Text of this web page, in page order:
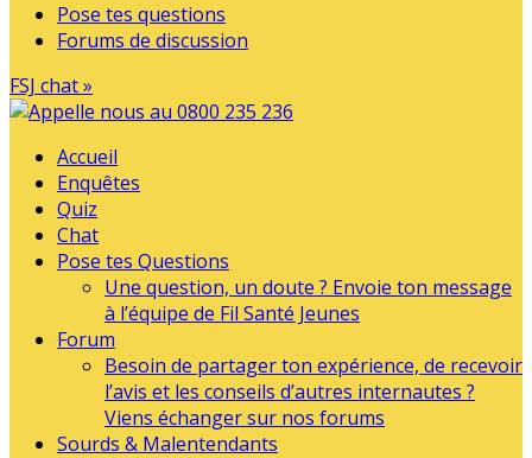
Pose tes questions
Forums de discussion
FSJ chat »
Accueil
Enquêtes
Quiz
Chat
Pose tes Questions
Une question, un doute ? Envoie ton message
à l’équipe de Fil Santé Jeunes
Forum
Besoin de partager ton expérience, de recevoir
l’avis et les conseils d’autres internautes ?
Viens échanger sur nos forums
Sourds & Malentendants